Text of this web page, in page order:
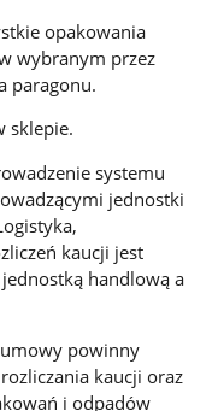
opakowania
wybranym przez
paragonu.
sklepie.
systemu
jednostki
kaucji jest
handlową a
powinny
kaucji oraz
i odpadów